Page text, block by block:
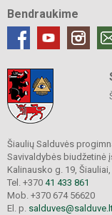
Bendraukime
Šiaulių Salduvės
Savivaldybės biudžetinė
Kalinausko g. 19, Šiauliai,
Tel. +370 41 433 861
Mob. +370 674 56620
El. p.